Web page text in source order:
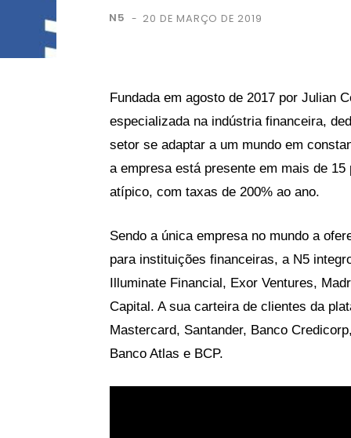
N5 - 20 DE MARÇO DE 2019
Fundada em agosto de 2017 por Julian
especializada na indústria financeira,
setor se adaptar a um mundo em
a empresa está presente em mais de
atípico, com taxas de 200% ao ano.
Sendo a única empresa no mundo a
para instituições financeiras, a N5
Illuminate Financial, Exor Ventures,
Capital. A sua carteira de clientes da
Mastercard, Santander, Banco
Banco Atlas e BCP.